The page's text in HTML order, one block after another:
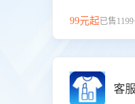
提升客服团队
99元起已售
客